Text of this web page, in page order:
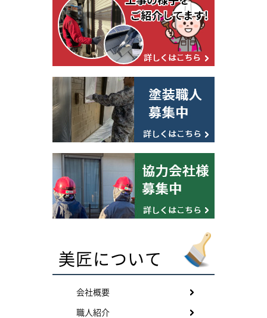
美匠について
会社概要
職人紹介